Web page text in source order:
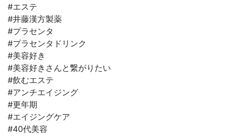
#エステ
#井藤漢方製薬
#プラセンタ
#プラセンタドリンク
#美容好き
#美容好きさんと繋がりたい
#飲むエステ
#アンチエイジング
#更年期
#エイジングケア
#40代美容